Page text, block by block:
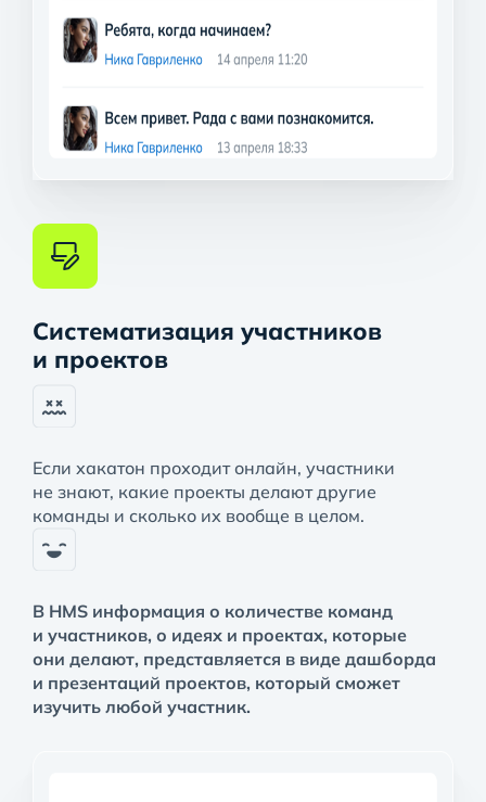
Систематизация участников
и проектов
Если хакатон проходит онлайн, участники
не знают, какие проекты делают другие
команды и сколько их вообще в целом.
В HMS информация о количестве команд
и участников, о идеях и проектах, которые
они делают, представляется в виде дашборда
и презентаций проектов, который сможет
изучить любой участник.